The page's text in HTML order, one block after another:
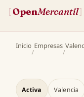
[OpenMercantil]
Inicio
/
Empresas
/
Activa Valencia